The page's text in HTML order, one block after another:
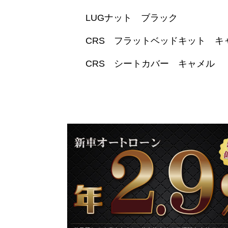
LUGナット ブラック
CRS フラットベッドキット キ
CRS シートカバー キャメル